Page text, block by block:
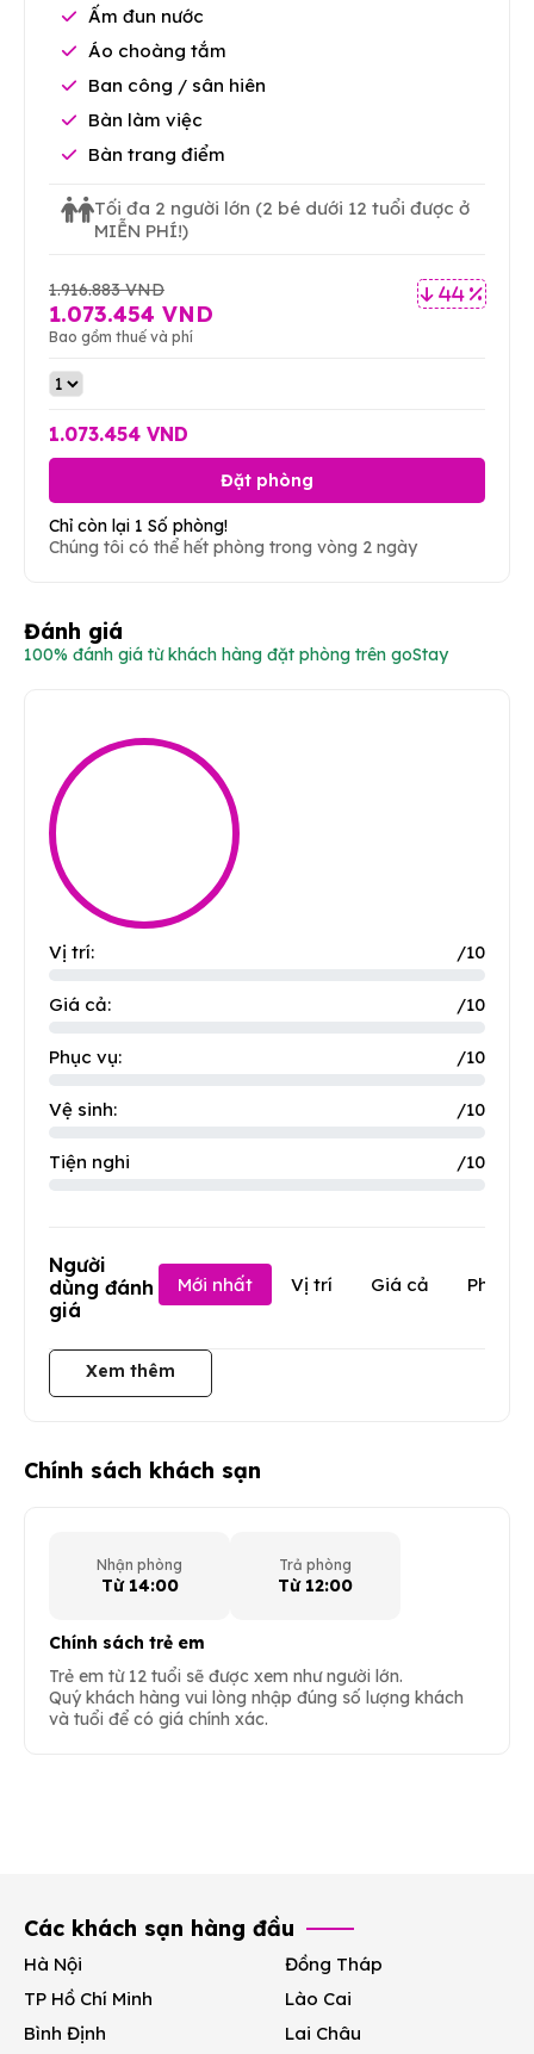
Ấm đun nước
Áo choàng tắm
Ban công / sân hiên
Bàn làm việc
Bàn trang điểm
Tối đa 2 người lớn (2 bé dưới 12 tuổi được ở
MIỄN PHÍ!)
44 %
1.916.883 VND
1.073.454 VND
Bao gồm thuế và phí
1.073.454 VND
Đặt phòng
Chỉ còn lại 1 Số phòng!
Chúng tôi có thể hết phòng trong vòng 2 ngày
Đánh giá
100% đánh giá từ khách hàng đặt phòng trên goStay
Vị trí: /10
Giá cả: /10
Phục vụ: /10
Vệ sinh: /10
Tiện nghi /10
Người
dùng đánh
giá
Mới nhất Vị trí Giá cả Phục
Xem thêm
Chính sách khách sạn
Nhận phòng
Từ 14:00
Trả phòng
Từ 12:00
Chính sách trẻ em
Trẻ em từ 12 tuổi sẽ được xem như người lớn.
Quý khách hàng vui lòng nhập đúng số lượng khách
và tuổi để có giá chính xác.
Các khách sạn hàng đầu
Hà Nội
TP Hồ Chí Minh
Bình Định
Đồng Tháp
Lào Cai
Lai Châu